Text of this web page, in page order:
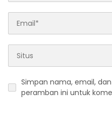
Simpan nama, email,
peramban ini untuk